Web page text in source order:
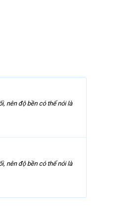
nên độ bền có thể nói là
nên độ bền có thể nói là